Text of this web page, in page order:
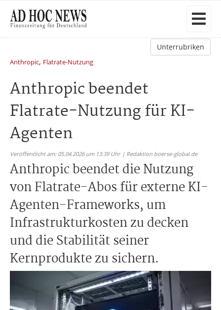
Unterrubriken
Anthropic, Flatrate-Nutzung
Anthropic beendet
Flatrate-Nutzung für KI-
Agenten
Veröffentlicht am: 05.04.2026 um 13:39 Uhr | Redaktion boerse-global.de
Anthropic beendet die Nutzung
von Flatrate-Abos für externe KI-
Agenten-Frameworks, um
Infrastrukturkosten zu decken
und die Stabilität seiner
Kernprodukte zu sichern.